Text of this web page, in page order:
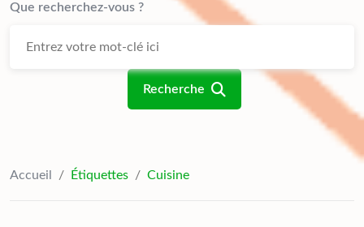
Que recherchez-vous ?
Recherche
Accueil / Étiquettes / Cuisine